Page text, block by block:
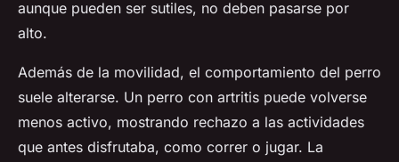
aunque pueden ser sutiles, no deben pasarse por
alto.
Además de la movilidad, el comportamiento del perro
suele alterarse. Un perro con artritis puede volverse
menos activo, mostrando rechazo a las actividades
que antes disfrutaba, como correr o jugar. La